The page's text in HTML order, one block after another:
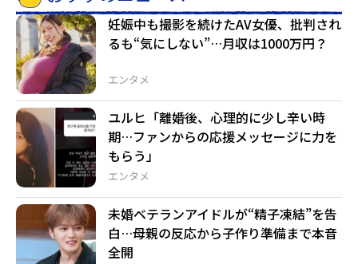
エンタメ
妊娠中も撮影を続けたAV女優、批判され
るも“気にしない”…月収は1000万円？
エンタメ
ユルヒ「離婚後、心理的に少し辛い時
期…ファンからの応援メッセージに力を
もらう」
未婚ベテランアイドルが“精子凍結”を告
白…母親の反応から子作り準備まで本音
全開